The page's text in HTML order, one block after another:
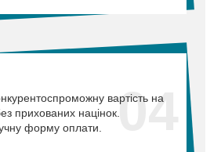
04
вартість на
прихованих націнок.
форму оплати.